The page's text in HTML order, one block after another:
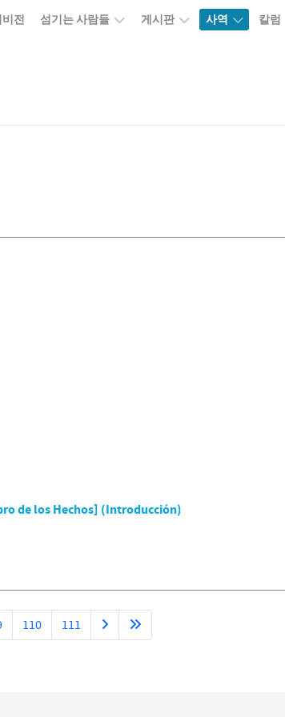
비전 섬기는 사람들 게시판 사역 칼럼
de los Hechos] (Introducción)
110 111